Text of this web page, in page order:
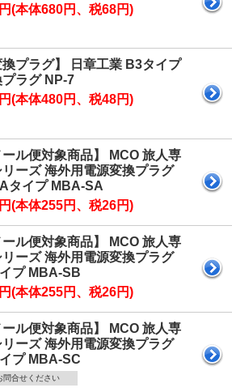
(本体680円、税68円)
換プラグ】 日章工業 B3タイプ
ラグ NP-7
(本体480円、税48円)
ール便対象商品】 MCO 旅人専
ーズ 海外用電源変換プラグ
タイプ MBA-SA
(本体255円、税26円)
ール便対象商品】 MCO 旅人専
ーズ 海外用電源変換プラグ
プ MBA-SB
(本体255円、税26円)
ール便対象商品】 MCO 旅人専
ーズ 海外用電源変換プラグ
プ MBA-SC
問合せください